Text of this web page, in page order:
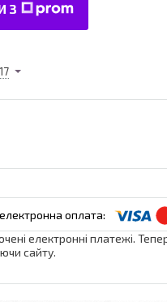
З
електронні платежі.
сайту.